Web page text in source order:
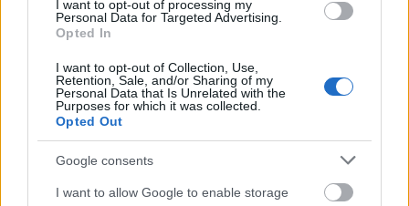
I want to opt-out of processing my
Personal Data for Targeted Advertising.
Opted In
I want to opt-out of Collection, Use,
Retention, Sale, and/or Sharing of my
Personal Data that Is Unrelated with the
Purposes for which it was collected.
Opted Out
Google consents
I want to allow Google to enable storage
τα συμφέροντα των παραγωγών της», τόνισε στο
Η ελληνική πλευρά υπογράμμισε ότι η θέσπιση
ανελαστικού χρονικού ορίου, χωρίς να έχουν
ολοκληρωθεί οι επιστημονικές μελέτες και χωρίς
να έχουν καθοριστεί εναλλακτικές παράμετροι
ελέγχου της αυθεντικότητας, θα μπορούσε να